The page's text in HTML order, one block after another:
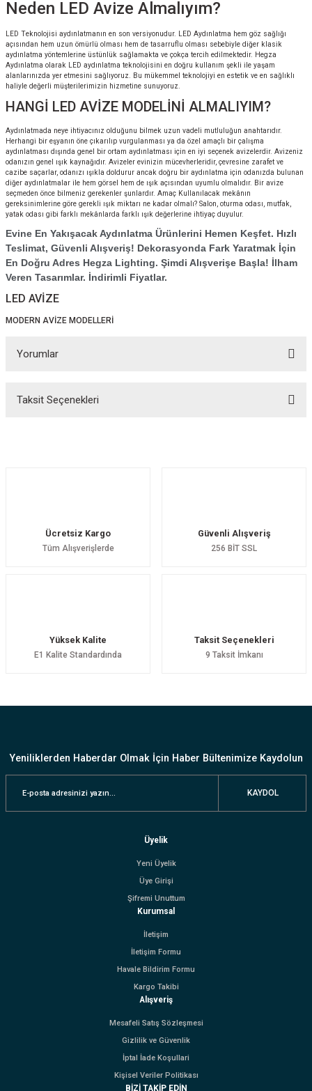
Neden LED Avize Almalıyım?
LED Teknolojisi aydınlatmanın en son versiyonudur. LED Aydınlatma hem göz sağlığı
açısından hem uzun ömürlü olması hem de tasarruflu olması sebebiyle diğer klasik
aydınlatma yöntemlerine üstünlük sağlamakta ve çokça tercih edilmektedir. Hegza
Aydınlatma olarak LED aydınlatma teknolojisini en doğru kullanım şekli ile yaşam
alanlarınızda yer etmesini sağlıyoruz. Bu mükemmel teknolojiyi en estetik ve en sağlıklı
haliyle değerli müşterilerimizin hizmetine sunuyoruz.
HANGİ LED AVİZE MODELİNİ ALMALIYIM?
Aydınlatmada neye ihtiyacınız olduğunu bilmek uzun vadeli mutluluğun anahtarıdır.
Herhangi bir eşyanın öne çıkarılıp vurgulanması ya da özel amaçlı bir çalışma
aydınlatması dışında genel bir ortam aydınlatması için en iyi seçenek avizelerdir. Avizeniz
odanızın genel ışık kaynağıdır. Avizeler evinizin mücevherleridir, çevresine zarafet ve
cazibe saçarlar, odanızı ışıkla doldurur ancak doğru bir aydınlatma için odanızda bulunan
diğer aydınlatmalar ile hem görsel hem de ışık açısından uyumlu olmalıdır. Bir avize
seçmeden önce bilmeniz gerekenler şunlardır. Amaç Kullanılacak mekânın
gereksinimlerine göre gerekli ışık miktarı ne kadar olmalı? Salon, oturma odası, mutfak,
yatak odası gibi farklı mekânlarda farklı ışık değerlerine ihtiyaç duyulur.
Evine En Yakışacak Aydınlatma Ürünlerini Hemen Keşfet. Hızlı
Teslimat, Güvenli Alışveriş! Dekorasyonda Fark Yaratmak İçin
En Doğru Adres Hegza Lighting. Şimdi Alışverişe Başla! İlham
Veren Tasarımlar. İndirimli Fiyatlar.
LED AVİZE
MODERN AVİZE MODELLERİ
Yorumlar
Taksit Seçenekleri
Ücretsiz Kargo
Tüm Alışverişlerde
Güvenli Alışveriş
256 BİT SSL
Yüksek Kalite
E1 Kalite Standardında
Taksit Seçenekleri
9 Taksit İmkanı
Yeniliklerden Haberdar Olmak İçin Haber Bültenimize Kaydolun
KAYDOL
Üyelik
Yeni Üyelik
Üye Girişi
Şifremi Unuttum
Kurumsal
İletişim
İletişim Formu
Havale Bildirim Formu
Kargo Takibi
Alışveriş
Mesafeli Satış Sözleşmesi
Gizlilik ve Güvenlik
İptal İade Koşullari
Kişisel Veriler Politikası
BİZİ TAKİP EDİN